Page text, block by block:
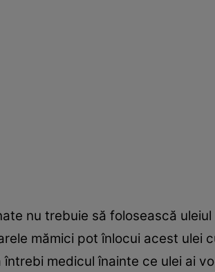
nu trebuie să folosească
mămici pot înlocui acest ulei
întrebi medicul înainte ce ulei ai